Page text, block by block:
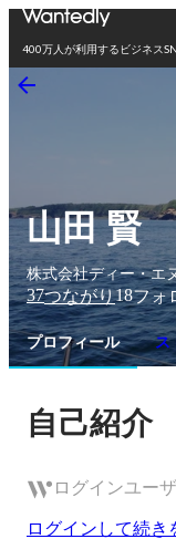
400万人が利用するビジネス
山田 賢
株式会社ディー・エ
37つながり18フォ
プロフィール ス
自己紹介
ログインユー
ログインして続き